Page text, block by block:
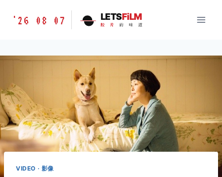
胶
味
LETSFILM
'26 08 07 LETSFiLM
胶 片 的 味 道
VIDEO · 影像